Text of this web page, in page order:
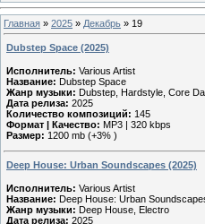
Главная » 2025 » Декабрь » 19
Dubstep Space (2025)
Исполнитель: Various Artist
Название: Dubstep Space
Жанр музыки: Dubstep, Hardstyle, Core
Дата релиза: 2025
Количество композиций: 145
Формат | Качество: MP3 | 320 kbps
Размер: 1200 mb (+3% )
Deep House: Urban Soundscapes (2025)
Исполнитель: Various Artist
Название: Deep House: Urban
Жанр музыки: Deep House, Electro
Дата релиза: 2025